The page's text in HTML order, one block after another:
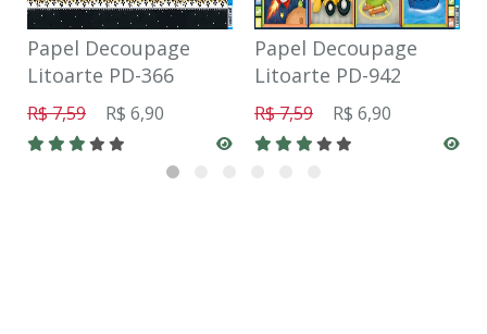
Papel Decoupage
Litoarte PD-366
R$ 7,59 R$ 6,90
Papel Decoupage
Litoarte PD-942
R$ 7,59 R$ 6,90